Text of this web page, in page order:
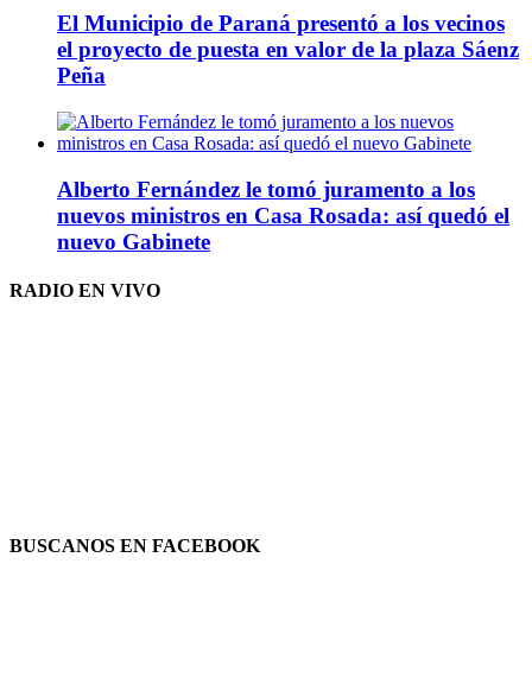
El Municipio de Paraná presentó a los vecinos
el proyecto de puesta en valor de la plaza Sáenz
Peña
Alberto Fernández le tomó juramento a los
nuevos ministros en Casa Rosada: así quedó el
nuevo Gabinete
RADIO EN VIVO
BUSCANOS EN FACEBOOK